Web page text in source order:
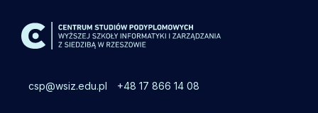
csp@wsiz.edu.pl +48 17 866 14 08